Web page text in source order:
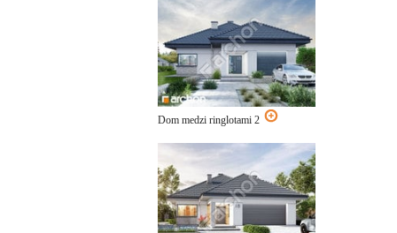
Dom medzi ringlotami 2